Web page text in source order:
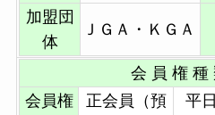
加盟団
体
ＪＧＡ・ＫＧＡ
会 員 権 種
会員権
正会員（預
平